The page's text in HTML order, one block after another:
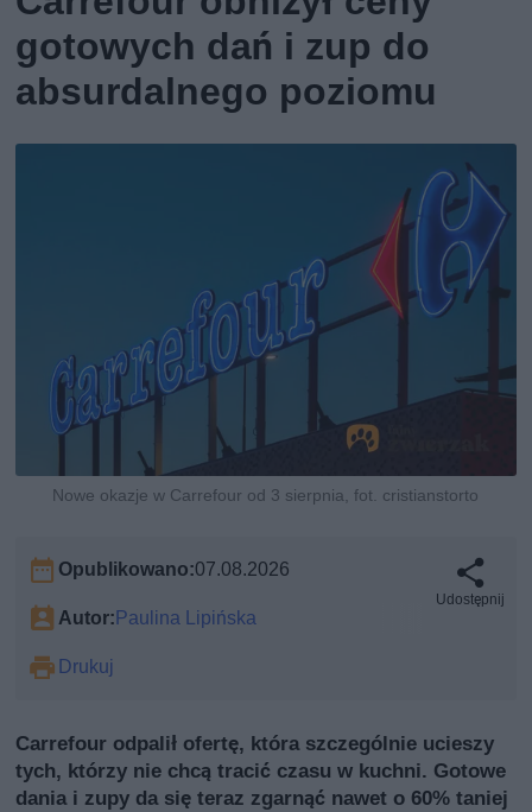
gotowych dań i zup do
absurdalnego poziomu
Nowe okazje w Carrefour od 3 sierpnia, fot. cristianstorto
Opublikowano:07.08.2026
Autor: Paulina Lipińska
Drukuj
Udostępnij
Carrefour odpalił ofertę, która szczególnie ucieszy
tych, którzy nie chcą tracić czasu w kuchni. Gotowe
dania i zupy da się teraz zgarnąć nawet o 60% taniej